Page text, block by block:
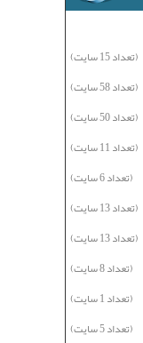
(تعداد 15 سایت)
(تعداد 58 سایت)
(تعداد 50 سایت)
(تعداد 11 سایت)
(تعداد 6 سایت)
(تعداد 13 سایت)
(تعداد 13 سایت)
(تعداد 8 سایت)
(تعداد 1 سایت)
(تعداد 5 سایت)